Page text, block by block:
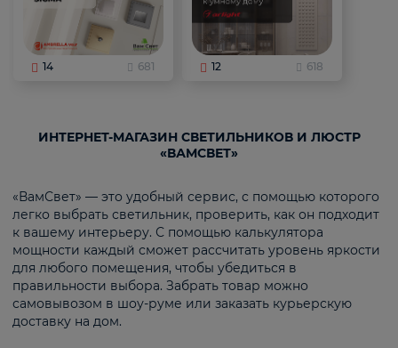
14 681 12 618
ИНТЕРНЕТ-МАГАЗИН СВЕТИЛЬНИКОВ И ЛЮСТР
«ВАМСВЕТ»
«ВамСвет» — это удобный сервис, с помощью которого
легко выбрать светильник, проверить, как он подходит
к вашему интерьеру. С помощью калькулятора
мощности каждый сможет рассчитать уровень яркости
для любого помещения, чтобы убедиться в
правильности выбора. Забрать товар можно
самовывозом в шоу-руме или заказать курьерскую
доставку на дом.